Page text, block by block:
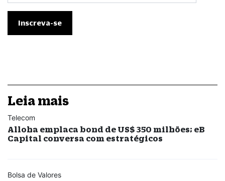
Leia mais
Telecom
Alloha emplaca bond de US$ 350 milhões; eB
Capital conversa com estratégicos
Bolsa de Valores